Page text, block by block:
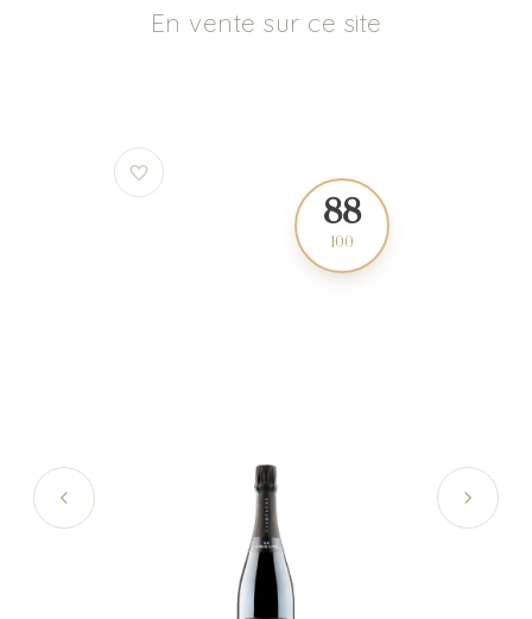
En vente sur ce site
88
100